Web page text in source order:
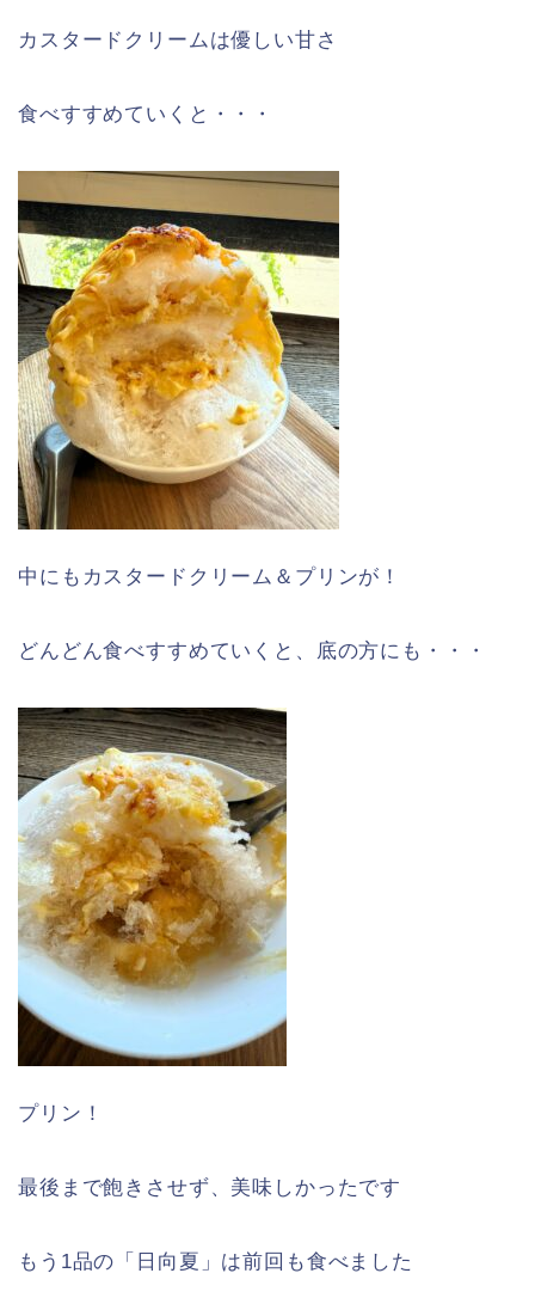
カスタードクリームは優しい甘さ
食べすすめていくと・・・
中にもカスタードクリーム＆プリンが！
どんどん食べすすめていくと、底の方にも・・・
プリン！
最後まで飽きさせず、美味しかったです
もう1品の「日向夏」は前回も食べました